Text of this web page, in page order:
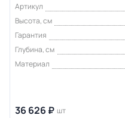
Артикул
Высота, см
Гарантия
Глубина, см
Материал
36 626 ₽ шт